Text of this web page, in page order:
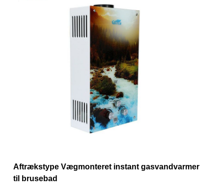
Aftrækstype Vægmonteret instant gasvandvarmer
til brusebad